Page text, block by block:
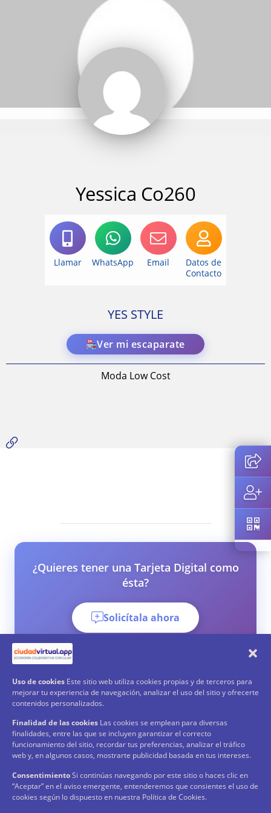
Uso de cookies Este sitio web utiliza cookies propias y de terceros para
mejorar tu experiencia de navegación, analizar el uso del sitio y ofrecerte
contenidos personalizados.
Finalidad de las cookies Las cookies se emplean para diversas
finalidades, entre las que se incluyen garantizar el correcto
funcionamiento del sitio, recordar tus preferencias, analizar el tráfico
web y, en algunos casos, mostrarte publicidad basada en tus intereses.
ConsentimientoSi continúas navegando por este sitio o haces clic en
“Aceptar” en el aviso emergente, entenderemos que consientes el uso de
cookies según lo dispuesto en nuestra Política de Cookies.
Yessica Co260
Llamar WhatsApp Email
Datos de
Contacto
YES STYLE
Ver mi escaparate
Moda Low Cost
¿Quieres tener una Tarjeta Digital como
ésta?
Solicítala ahora
O si ya eres Usuario
Entra a tu tarjeta